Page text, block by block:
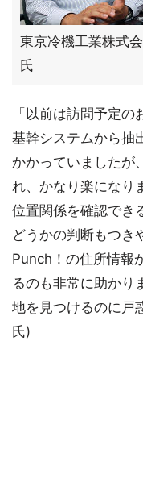
東京冷機工業株式
氏
「以前は訪問予定
基幹システムから抽
かかっていましたが
れ、かなり楽になり
位置関係を確認でき
どうかの判断もつき
Punch！の住所情報
るのも非常に助かり
地を見つけるのに戸
氏)